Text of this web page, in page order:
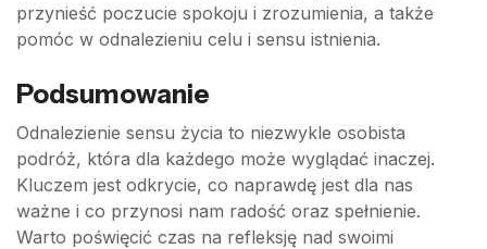
przynieść poczucie spokoju i zrozumienia, a także
pomóc w odnalezieniu celu i sensu istnienia.
Podsumowanie
Odnalezienie sensu życia to niezwykle osobista
podróż, która dla każdego może wyglądać inaczej.
Kluczem jest odkrycie, co naprawdę jest dla nas
ważne i co przynosi nam radość oraz spełnienie.
Warto poświęcić czas na refleksję nad swoimi